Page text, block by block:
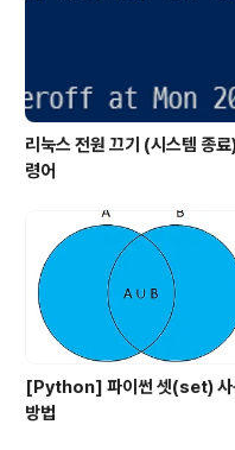
리눅스 전원 끄기 (시스템 종료
령어
[Python] 파이썬 셋(set) 사
방법